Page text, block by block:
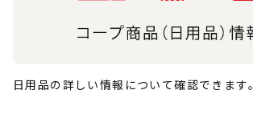
日用品の詳しい情報について確認できます。